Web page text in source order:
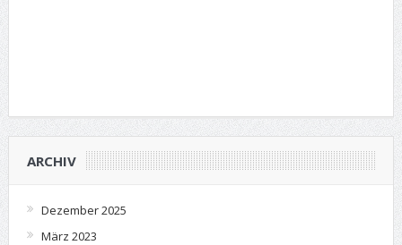
ARCHIV
Dezember 2025
März 2023